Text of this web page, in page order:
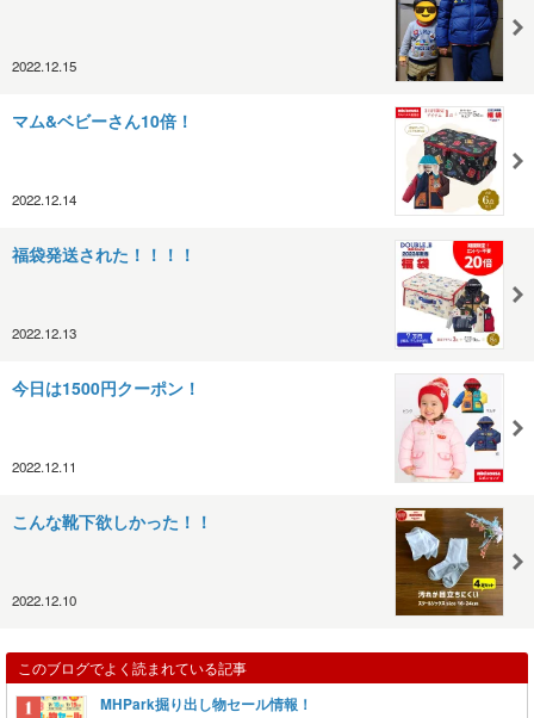
2022.12.15
マム&ベビーさん10倍！
2022.12.14
福袋発送された！！！！
2022.12.13
今日は1500円クーポン！
2022.12.11
こんな靴下欲しかった！！
2022.12.10
このブログでよく読まれている記事
MHPark掘り出し物セール情報！